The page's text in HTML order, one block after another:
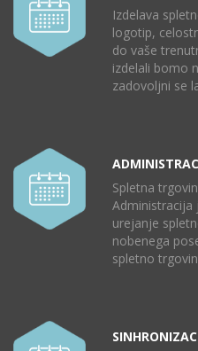
Izdelava
logotip,
do vaše
izdelali bomo
zadovoljni se
Spletna
Administracija
urejanje
nobenega
spletno